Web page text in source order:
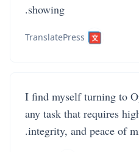
showing.
TranslatePress
I find myself turning to
any task that requires
integrity, and peace of